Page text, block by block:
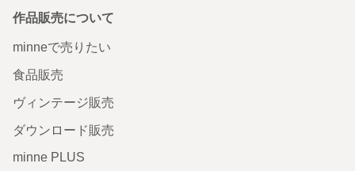
作品販売について
minneで売りたい
食品販売
ヴィンテージ販売
ダウンロード販売
minne PLUS